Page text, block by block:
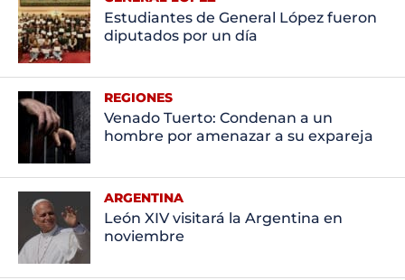
Estudiantes de General López fueron
diputados por un día
REGIONES
Venado Tuerto: Condenan a un
hombre por amenazar a su expareja
ARGENTINA
León XIV visitará la Argentina en
noviembre